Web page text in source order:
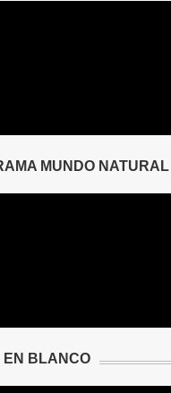
MUNDO NATURAL
EN BLANCO